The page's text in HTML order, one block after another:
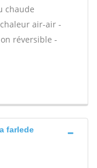
chaude
air-air -
réversible -
farlede